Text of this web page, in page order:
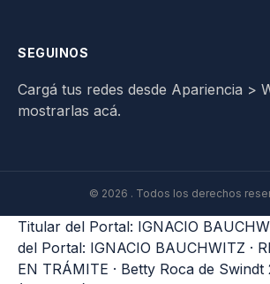
SEGUINOS
Cargá tus redes desde Apariencia >
mostrarlas acá.
© 2026 . Todos los derechos
Titular del Portal: IGNACIO
del Portal: IGNACIO BAUCHWITZ ·
EN TRÁMITE · Betty Roca de